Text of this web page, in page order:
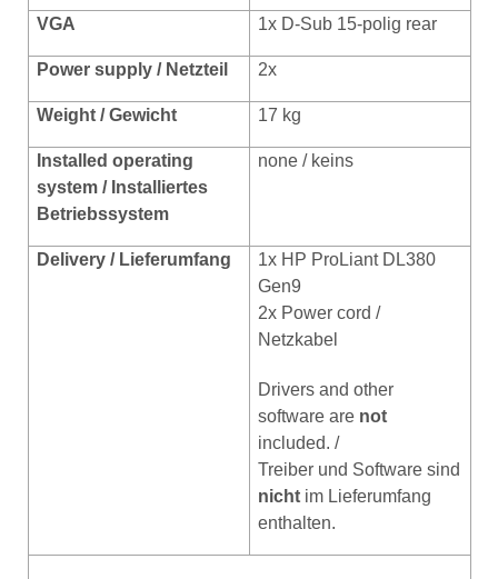
VGA 1x D-Sub 15-polig rear
Power supply / Netzteil 2x
Weight / Gewicht 17 kg
Installedoperating
system / Installiertes
Betriebssystem
none / keins
Delivery / Lieferumfang
1x HP ProLiant DL380
Gen9
2x Power cord /
Netzkabel
Drivers and other
software are not
included. /
Treiber und Software sind
nicht im Lieferumfang
enthalten.